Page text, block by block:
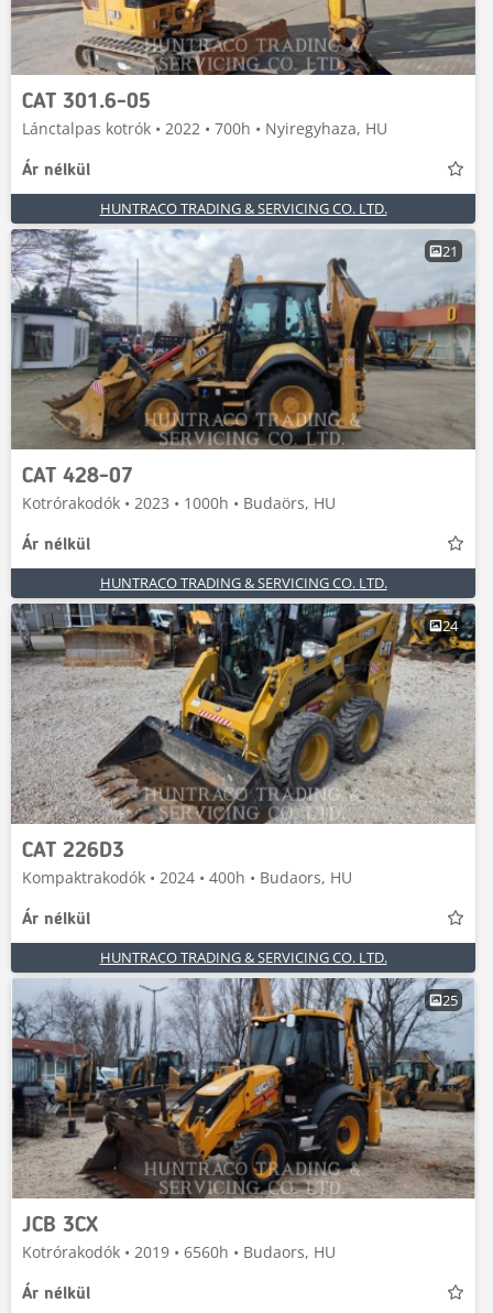
CAT 301.6-05
Lánctalpas kotrók • 2022 • 700h • Nyiregyhaza, HU
Ár nélkül
HUNTRACO TRADING & SERVICING CO. LTD.
21
CAT 428-07
Kotrórakodók • 2023 • 1000h • Budaörs, HU
Ár nélkül
HUNTRACO TRADING & SERVICING CO. LTD.
24
CAT 226D3
Kompaktrakodók • 2024 • 400h • Budaors, HU
Ár nélkül
HUNTRACO TRADING & SERVICING CO. LTD.
25
JCB 3CX
Kotrórakodók • 2019 • 6560h • Budaors, HU
Ár nélkül